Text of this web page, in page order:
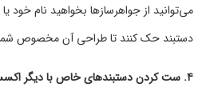
می‌توانید از جواهرسازها بخواهید نام
دستبند حک کنند تا طراحی آن مخصوص
۴. ست کردن دستبندهای خاص با دیگر